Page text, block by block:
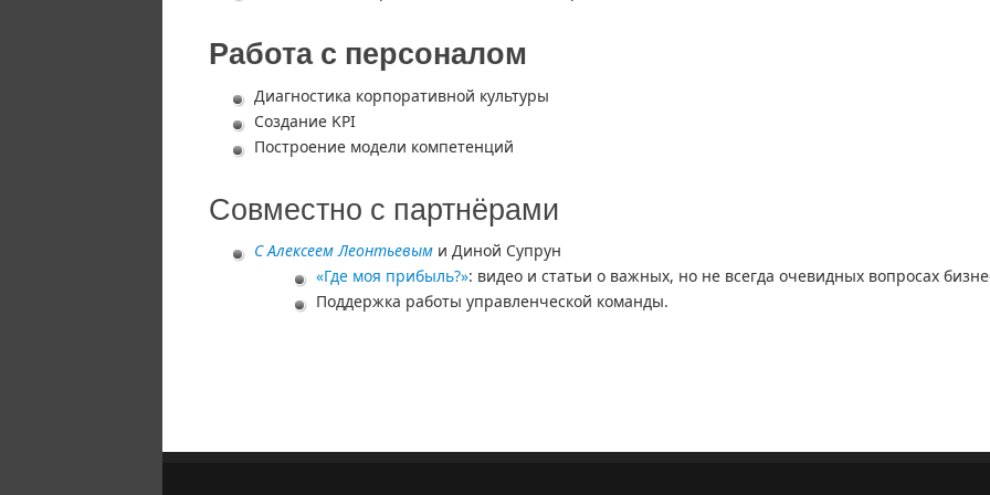
Работа с персоналом
Диагностика корпоративной культуры
Создание KPI
Построение модели компетенций
Совместно с партнёрами
С Алексеем Леонтьевым и Диной Супрун
«Где моя прибыль?»: видео и статьи о важных, но не всегда очевидных вопросах
Поддержка работы управленческой команды.